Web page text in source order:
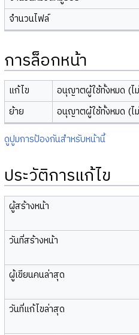
จำนวนไฟล์
การล็อกหน้า
แก้ไข
อนุญาตผู้ใช้ทั้งหมด (ไ
ย้าย
อนุญาตผู้ใช้ทั้งหมด (ไ
ดูปูมการป้องกันสำหรับหน้านี้
ประวัติการแก้ไข
ผู้สร้างหน้า
วันที่สร้างหน้า
ผู้เขียนคนล่าสุด
วันที่แก้ไขล่าสุด